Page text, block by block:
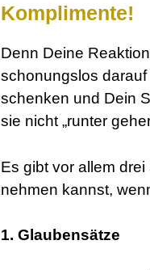
Komplimente!
Denn Deine
schonungslos
schenken und Dein
sie nicht „runter
Es gibt vor allem
nehmen kannst,
1. Glaubensätze